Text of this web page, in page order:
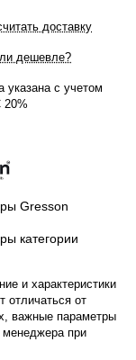
доставку
дешевле?
указана с учетом
Gresson
категории
и характеристики
отличаться от
важные параметры
менеджера при